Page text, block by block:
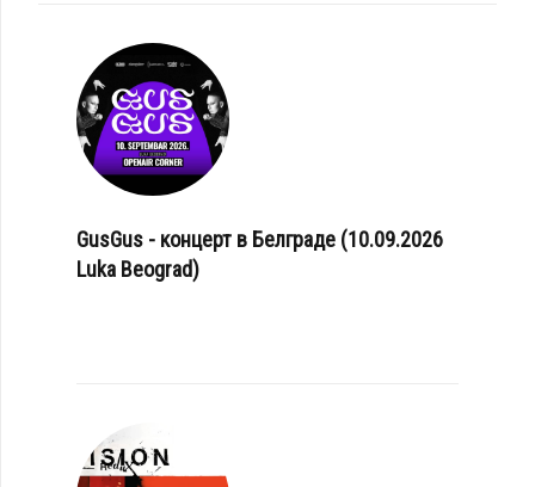
GusGus - концерт в Белграде (10.09.2026
Luka Beograd)